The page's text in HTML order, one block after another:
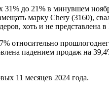
31% до 21% в минувшем
марку Chery (3160),
хоть и не представлена
относительно
падением продаж на
11 месяцев 2024 года.